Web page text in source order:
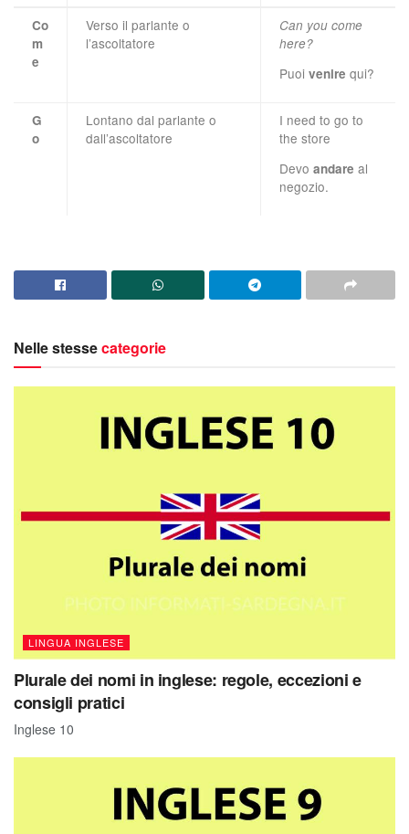
Co
m
e
Verso il parlante o
l’ascoltatore
Can you come
here?
Puoi venire qui?
G
o
Lontano dal parlante o
dall’ascoltatore
I need to go to
the store
Devo andare al
negozio.
Nelle stessecategorie
LINGUA INGLESE
Plurale dei nomi in inglese: regole, eccezioni e
consigli pratici
Inglese 10